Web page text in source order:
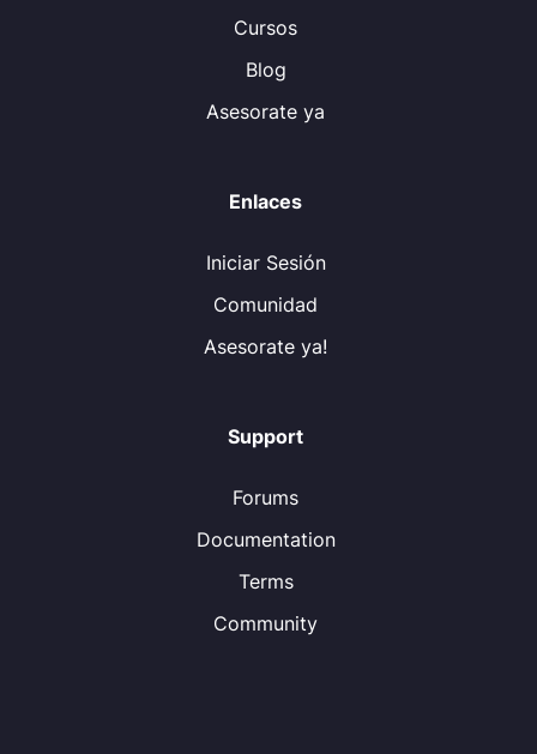
Cursos
Blog
Asesorate ya
Enlaces
Iniciar Sesión
Comunidad
Asesorate ya!
Support
Forums
Documentation
Terms
Community